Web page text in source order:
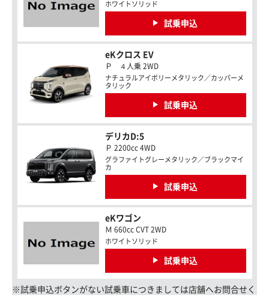
ホワイトソリッド
試乗申込
eKクロス EV
Ｐ ４人乗 2WD
ナチュラルアイボリーメタリック／カッパーメ
タリック
試乗申込
デリカD:5
Ｐ 2200cc 4WD
グラファイトグレーメタリック／ブラックマイ
カ
試乗申込
eKワゴン
Ｍ 660cc CVT 2WD
ホワイトソリッド
試乗申込
※試乗申込ボタンがない試乗車につきましては店舗へお問合せく